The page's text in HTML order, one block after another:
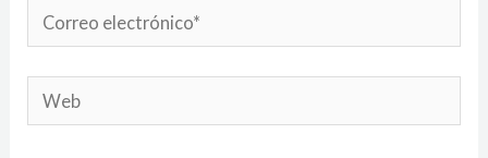
Correo
electrónico*
Web